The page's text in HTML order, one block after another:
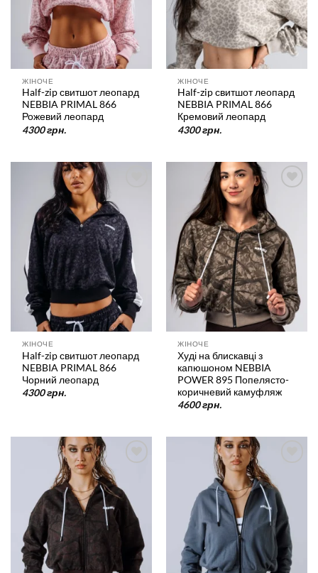
ЖІНОЧЕ
Half-zip свитшот леопард
NEBBIA PRIMAL 866
Рожевий леопард
4300грн.
ЖІНОЧЕ
Half-zip свитшот леопард
NEBBIA PRIMAL 866
Кремовий леопард
4300грн.
список
бажань
ЖІНОЧЕ
Half-zip свитшот леопард
NEBBIA PRIMAL 866
Чорний леопард
4300грн.
бажань
ЖІНОЧЕ
Худі на блискавці з
капюшоном NEBBIA
POWER 895 Попелясто-
коричневий камуфляж
4600грн.
список
бажань
список
бажань